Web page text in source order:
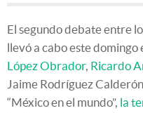
El segundo debate entre
llevó a cabo este domingo
López Obrador, Ricardo
Jaime Rodríguez
“México en el mundo”, la